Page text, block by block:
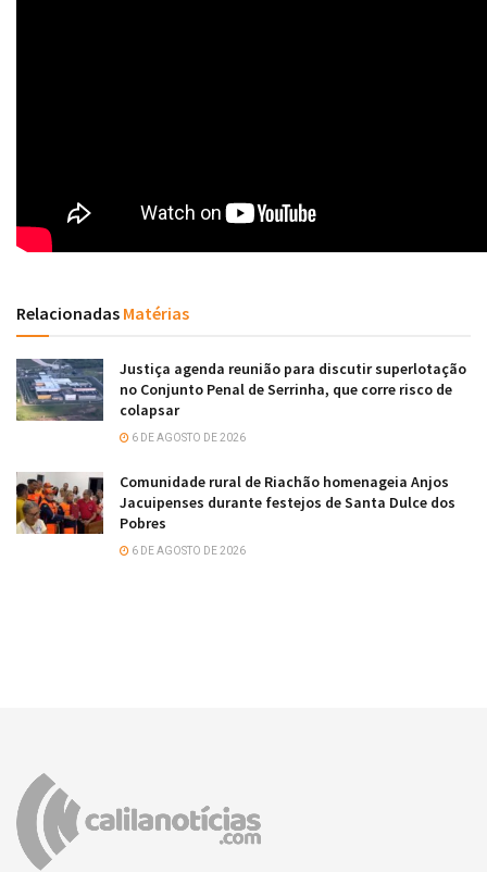
Relacionadas Matérias
Justiça agenda reunião para discutir superlotação
no Conjunto Penal de Serrinha, que corre risco de
colapsar
6 DE AGOSTO DE 2026
Comunidade rural de Riachão homenageia Anjos
Jacuipenses durante festejos de Santa Dulce dos
Pobres
6 DE AGOSTO DE 2026